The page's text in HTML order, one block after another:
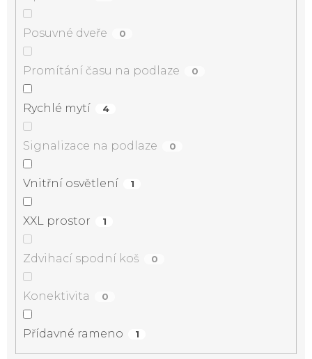
Posuvné dveře 0
Promítání času na podlaze 0
Rychlé mytí 4
Signalizace na podlaze 0
Vnitřní osvětlení 1
XXL prostor 1
Zdvihací spodní koš 0
Konektivita 0
Přídavné rameno 1